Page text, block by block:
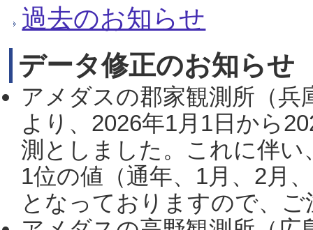
過去のお知らせ
データ修正のお知らせ
アメダスの郡家観測所（
より、2026年1月1日から
測としました。これに伴い
1位の値（通年、1月、2月
となっておりますので、